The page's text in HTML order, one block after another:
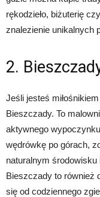
rękodzieło, biżuterię
znalezienie unikalnych
2.
Jeśli jesteś
Bieszczady. To
aktywnego
wędrówkę po górach,
naturalnym
Bieszczady to również
się od codziennego